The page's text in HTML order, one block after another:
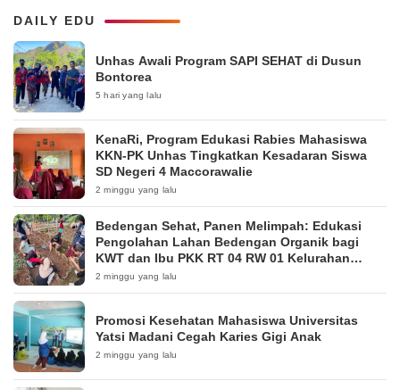
DAILY EDU
Unhas Awali Program SAPI SEHAT di Dusun
Bontorea
5 hari yang lalu
KenaRi, Program Edukasi Rabies Mahasiswa
KKN-PK Unhas Tingkatkan Kesadaran Siswa
SD Negeri 4 Maccorawalie
2 minggu yang lalu
Bedengan Sehat, Panen Melimpah: Edukasi
Pengolahan Lahan Bedengan Organik bagi
KWT dan Ibu PKK RT 04 RW 01 Kelurahan
Pakintelan
2 minggu yang lalu
Promosi Kesehatan Mahasiswa Universitas
Yatsi Madani Cegah Karies Gigi Anak
2 minggu yang lalu